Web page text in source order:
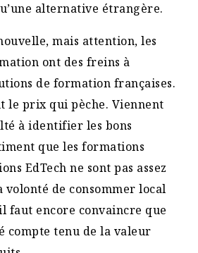
alternative étrangère.
mais attention, les
ont des freins à
de formation françaises.
le prix qui pèche. Viennent
à identifier les bons
que les formations
EdTech ne sont pas assez
de consommer local
faut encore convaincre que
compte tenu de la valeur